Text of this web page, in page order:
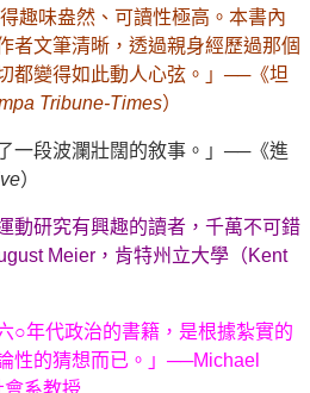
趣味盎然、可讀性極高。本書內
者文筆清晰，透過親身經歷過那個
都變得如此動人心弦。」──《坦
Tribune-Times）
一段波瀾壯闊的敘事。」──《進
）
動研究有興趣的讀者，千萬不可錯
Meier，肯特州立大學（Kent
○年代政治的書籍，是根據紮實的
性的猜想而已。」──Michael
會系教授